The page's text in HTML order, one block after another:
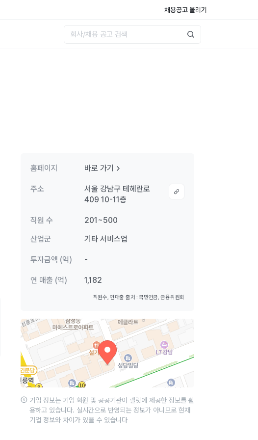
채용공고 올리기
홈페이지 바로 가기
주소
서울 강남구 테헤란로
409 10-11층
직원 수
201~500
산업군
기타 서비스업
투자금액 (억) -
연 매출 (억) 1,182
직원수, 연매출 출처 : 국민연금, 금융위원회
기업 정보는 기업 회원 및 공공기관이 랠릿에 제공한 정보를 활
용하고 있습니다. 실시간으로 반영되는 정보가 아니므로 현재
기업 정보와 차이가 있을 수 있습니다